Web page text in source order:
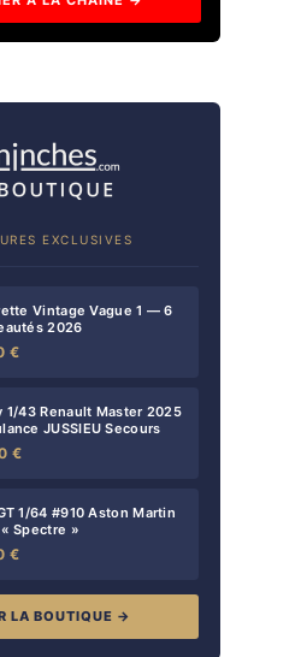
EXCLUSIVES
Vintage Vague 1 — 6
2026
€
1/43 Renault Master 2025
JUSSIEU Secours
€
1/64 #910 Aston Martin
« Spectre »
€
LA BOUTIQUE →